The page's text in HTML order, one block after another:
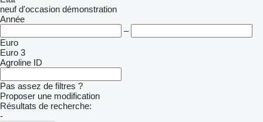
neuf d'occasion démonstration
Année
–
Euro
Euro 3
Agroline ID
Pas assez de filtres ?
Proposer une modification
Résultats de recherche:
-